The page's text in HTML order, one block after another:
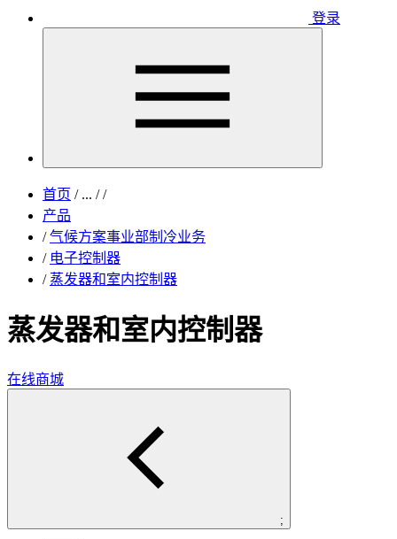
登录
首页 /... / /
产品
/ 气候方案事业部制冷业务
/ 电子控制器
/ 蒸发器和室内控制器
蒸发器和室内控制器
在线商城
;